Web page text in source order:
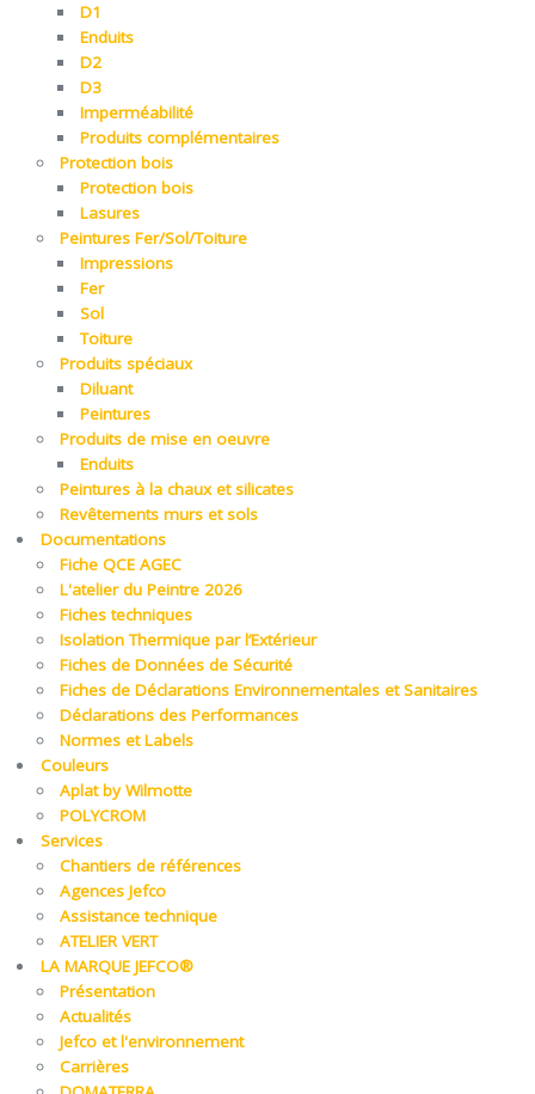
D1
Enduits
D2
D3
Imperméabilité
Produits complémentaires
Protection bois
Protection bois
Lasures
Peintures Fer/Sol/Toiture
Impressions
Fer
Sol
Toiture
Produits spéciaux
Diluant
Peintures
Produits de mise en oeuvre
Enduits
Peintures à la chaux et silicates
Revêtements murs et sols
Documentations
Fiche QCE AGEC
L'atelier du Peintre 2026
Fiches techniques
Isolation Thermique par l’Extérieur
Fiches de Données de Sécurité
Fiches de Déclarations Environnementales et Sanitaires
Déclarations des Performances
Normes et Labels
Couleurs
Aplat by Wilmotte
POLYCROM
Services
Chantiers de références
Agences Jefco
Assistance technique
ATELIER VERT
LA MARQUE JEFCO®
Présentation
Actualités
Jefco et l'environnement
Carrières